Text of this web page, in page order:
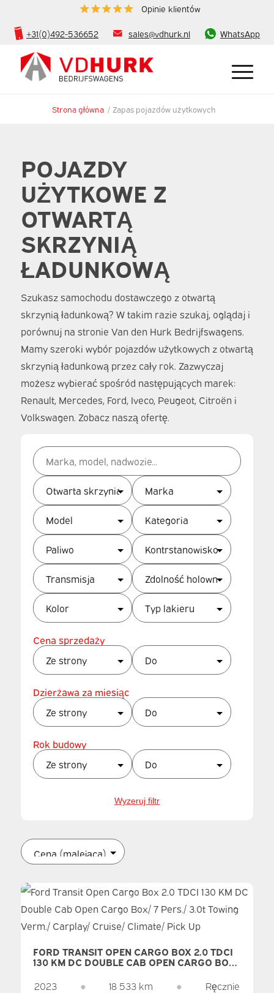
Opinie klientów
+31(0)492-536652 sales@vdhurk.nl WhatsApp
Strona główna / Zapas pojazdów użytkowych
POJAZDY
UŻYTKOWE Z
OTWARTĄ
SKRZYNIĄ
ŁADUNKOWĄ
Szukasz samochodu dostawczego z otwartą
skrzynią ładunkową? W takim razie szukaj, oglądaj i
porównuj na stronie Van den Hurk Bedrijfswagens.
Mamy szeroki wybór pojazdów użytkowych z otwartą
skrzynią ładunkową przez cały rok. Zazwyczaj
możesz wybierać spośród następujących marek:
Renault, Mercedes, Ford, Iveco, Peugeot, Citroën i
Volkswagen. Zobacz naszą ofertę.
Cena sprzedaży
Dzierżawa za miesiąc
Rok budowy
Wyzeruj filtr
FORD TRANSIT OPEN CARGO BOX 2.0 TDCI
130 KM DC DOUBLE CAB OPEN CARGO BOX/
CRUISE/ CLIMATE/ PICK UP
2023 ● 18 533 km ● Ręcznie